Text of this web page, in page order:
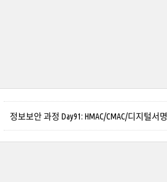
정보보안 과정 Day91: HMAC/CMAC/디지털서명